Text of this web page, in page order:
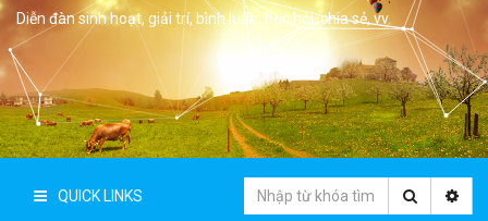
Diễn đàn sinh hoạt, giải trí, bình luân, học hỏi, chia sẻ, vv.
QUICK LINKS